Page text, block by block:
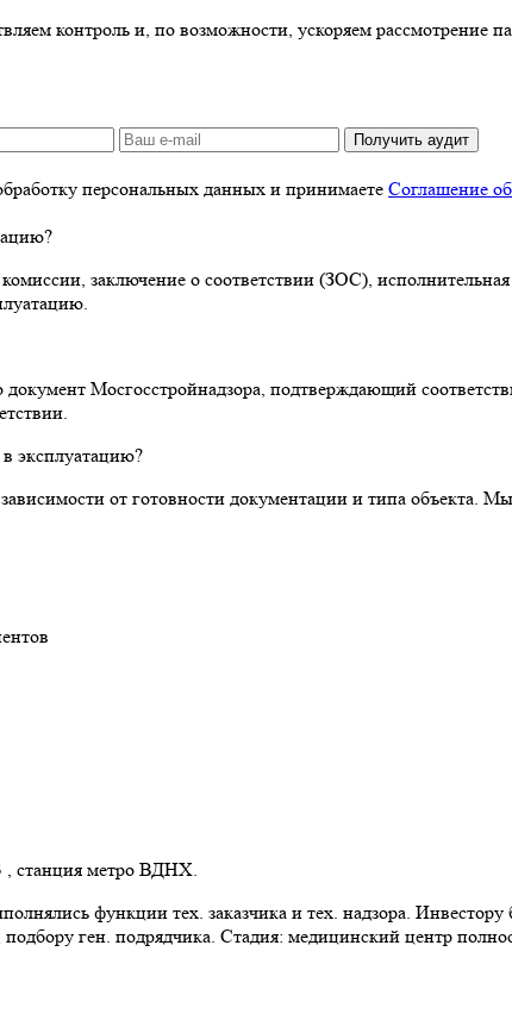
контроль и, по возможности, ускоряем рассмотрение
Получить аудит
персональных данных и принимаете Соглашение
заключение о соответствии (ЗОС),
Мосгосстройнадзора, подтверждающий
эксплуатацию?
от готовности документации и типа объекта.
, станция метро ВДНХ.
функции тех. заказчика и тех. надзора.
ген. подрядчика. Стадия: медицинский центр